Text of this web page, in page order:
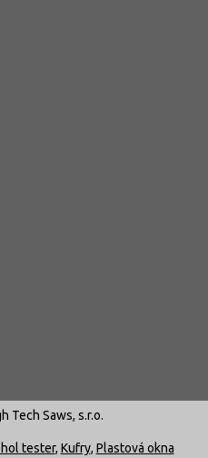
Tech Saws, s.r.o.
tester, Kufry, Plastová okna